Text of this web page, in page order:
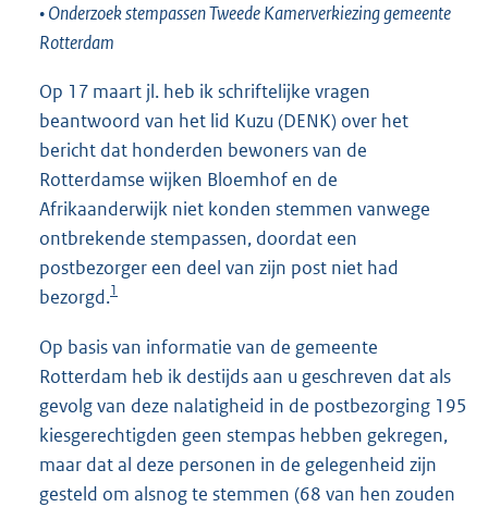
• Onderzoek stempassen Tweede Kamerverkiezing gemeente
Rotterdam
Op 17 maart jl. heb ik schriftelijke vragen
beantwoord van het lid Kuzu (DENK) over het
bericht dat honderden bewoners van de
Rotterdamse wijken Bloemhof en de
Afrikaanderwijk niet konden stemmen vanwege
ontbrekende stempassen, doordat een
postbezorger een deel van zijn post niet had
bezorgd.1
Op basis van informatie van de gemeente
Rotterdam heb ik destijds aan u geschreven dat als
gevolg van deze nalatigheid in de postbezorging 195
kiesgerechtigden geen stempas hebben gekregen,
maar dat al deze personen in de gelegenheid zijn
gesteld om alsnog te stemmen (68 van hen zouden